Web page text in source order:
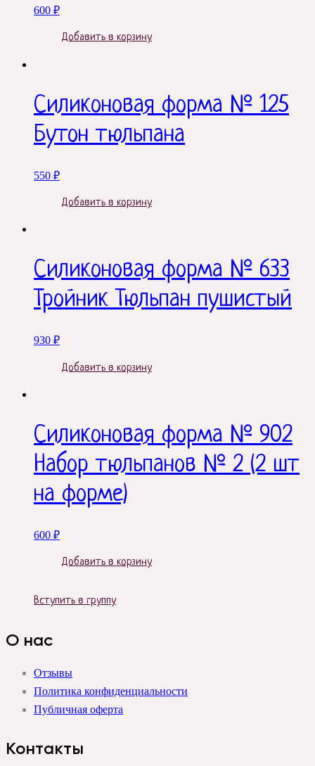
600 ₽
Добавить в корзину
Силиконовая форма № 125
Бутон тюльпана
550 ₽
Добавить в корзину
Силиконовая форма № 633
Тройник Тюльпан пушистый
930 ₽
Добавить в корзину
Силиконовая форма № 902
Набор тюльпанов № 2 (2 шт
на форме)
600 ₽
Добавить в корзину
Вступить в группу
О нас
Отзывы
Политика конфиденциальности
Публичная оферта
Контакты